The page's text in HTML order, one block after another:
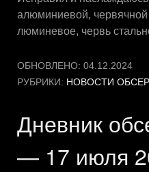
алюминиевой,
люминевое, червь
ОБНОВЛЕНО: 04.12.2024
РУБРИКИ: НОВОСТИ
Дневник
— 17 июля